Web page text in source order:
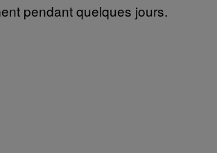
pendant quelques jours.